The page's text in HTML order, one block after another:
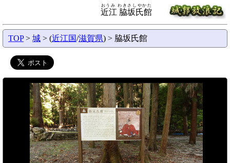
近江 脇坂氏館
おうみ わきさしやかた
TOP> 城 > (近江国/滋賀県) > 脇坂氏館